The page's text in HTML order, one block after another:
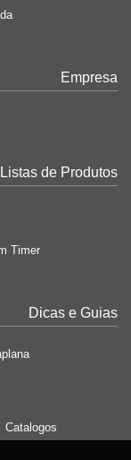
Empresa
Listas de Produtos
Timer
Dicas e Guias
Catalogos